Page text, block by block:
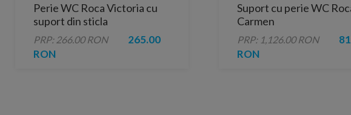
Perie WC Roca Victoria cu
suport din sticla
PRP: 266.00 RON
265.00
RON
Suport cu perie WC
Carmen
PRP: 1,126.00 RON
RON